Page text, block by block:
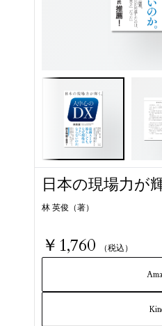
日本の現場力が
林 英俊（著）
￥1,760 （税込）